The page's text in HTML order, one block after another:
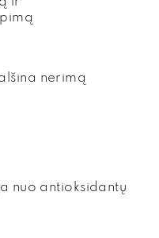
nerimą
nuo antioksidantų